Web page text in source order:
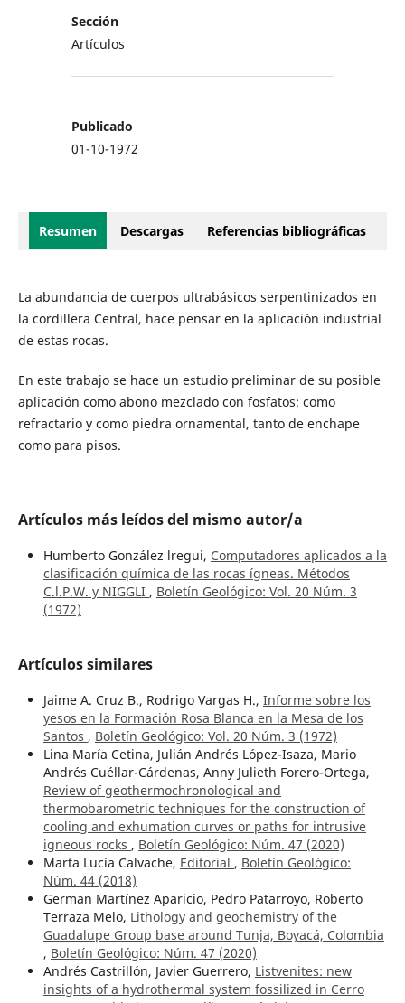
Sección
Artículos
Publicado
01-10-1972
Resumen Descargas Referencias bibliográficas
La abundancia de cuerpos ultrabásicos serpentinizados en
la cordillera Central, hace pensar en la aplicación industrial
de estas rocas.
En este trabajo se hace un estudio preliminar de su posible
aplicación como abono mezclado con fosfatos; como
refractario y como piedra ornamental, tanto de enchape
como para pisos.
Artículos más leídos del mismo autor/a
Humberto González lregui, Computadores aplicados a la
clasificación química de las rocas ígneas. Métodos
C.l.P.W. y NIGGLI , Boletín Geológico: Vol. 20 Núm. 3
(1972)
Artículos similares
Jaime A. Cruz B., Rodrigo Vargas H., Informe sobre los
yesos en la Formación Rosa Blanca en la Mesa de los
Santos , Boletín Geológico: Vol. 20 Núm. 3 (1972)
Lina María Cetina, Julián Andrés López-Isaza, Mario
Andrés Cuéllar-Cárdenas, Anny Julieth Forero-Ortega,
Review of geothermochronological and
thermobarometric techniques for the construction of
cooling and exhumation curves or paths for intrusive
igneous rocks , Boletín Geológico: Núm. 47 (2020)
Marta Lucía Calvache, Editorial , Boletín Geológico:
Núm. 44 (2018)
German Martínez Aparicio, Pedro Patarroyo, Roberto
Terraza Melo, Lithology and geochemistry of the
Guadalupe Group base around Tunja, Boyacá, Colombia
, Boletín Geológico: Núm. 47 (2020)
Andrés Castrillón, Javier Guerrero, Listvenites: new
insights of a hydrothermal system fossilized in Cerro